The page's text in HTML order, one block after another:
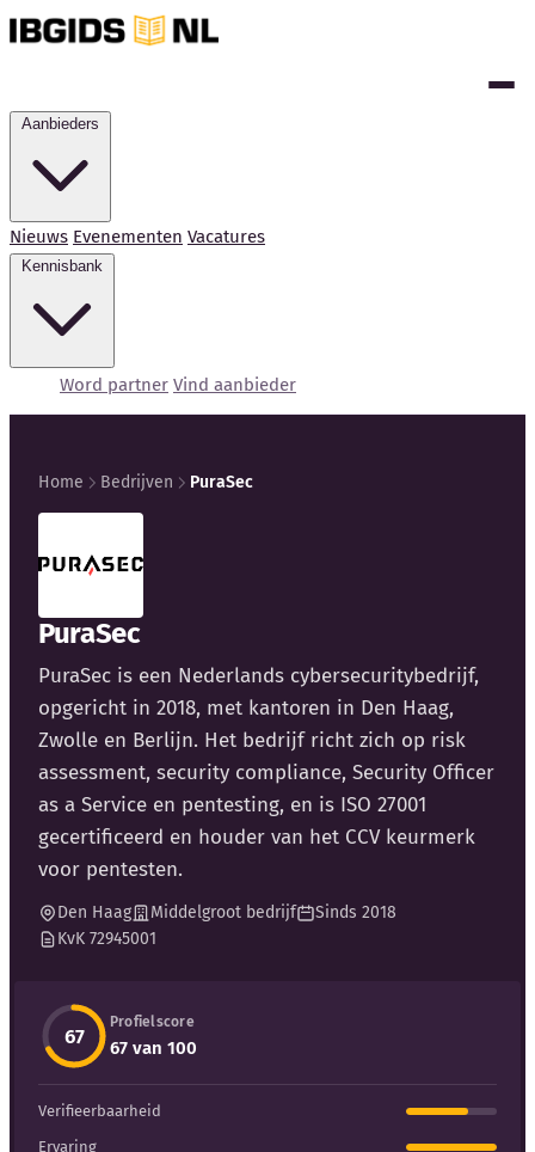
Nieuws Evenementen Vacatures
Word partner Vind aanbieder
Kennisbank
Blog
Bedrijfsupdates
Externe bronnen
Woordenboek
Auteurs
Home Bedrijven PuraSec
PuraSec
PuraSec is een Nederlands cybersecuritybedrijf,
opgericht in 2018, met kantoren in Den Haag,
Zwolle en Berlijn. Het bedrijf richt zich op risk
assessment, security compliance, Security Officer
as a Service en pentesting, en is ISO 27001
gecertificeerd en houder van het CCV keurmerk
voor pentesten.
Den Haag Middelgroot bedrijf
Sinds 2018
KvK 72945001
67
Profielscore
67 van 100
Verifieerbaarheid
Ervaring